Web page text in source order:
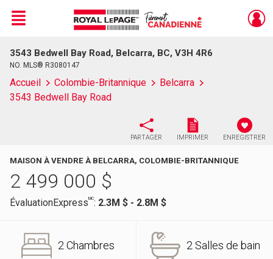
Live
En Direct
Menu
3543 Bedwell Bay Road, Belcarra, BC, V3H 4R6
NO. MLS® R3080147
Accueil Colombie-Britannique
Belcarra
3543 Bedwell Bay Road
PARTAGER IMPRIMER ENREGISTRER
MAISON À VENDRE À BELCARRA, COLOMBIE-BRITANNIQUE
2 499 000 $
ÉvaluationExpressMC: 2.3M $ - 2.8M $
2 Chambres 2 Salles de bain